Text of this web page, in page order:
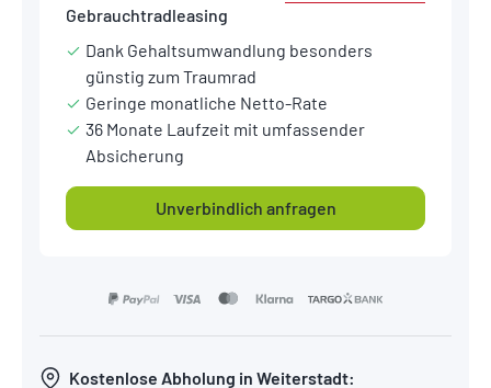
Gebrauchtradleasing
Dank Gehaltsumwandlung besonders
günstig zum Traumrad
Geringe monatliche Netto-Rate
36 Monate Laufzeit mit umfassender
Absicherung
Unverbindlich anfragen
Kostenlose Abholung in Weiterstadt: